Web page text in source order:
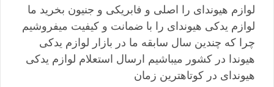
لوازم هیوندای را اصلی و فابریکی و جنیون بخرید ما
لوازم یدکی هیوندای را با ضمانت و کیفیت میفروشیم
چرا که چندین سال سابقه ما در بازار لوازم یدکی
هیوندا در کشور میباشیم ارسال استعلام لوازم یدکی
هیوندای در کوتاهترین زمان